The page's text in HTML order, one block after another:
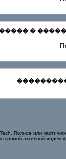
�
Полное или
прямой активной